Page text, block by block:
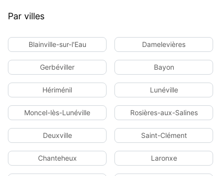
Par villes
Blainville-sur-l'Eau Damelevières
Gerbéviller Bayon
Hériménil Lunéville
Moncel-lès-Lunéville Rosières-aux-Salines
Deuxville Saint-Clément
Chanteheux Laronxe